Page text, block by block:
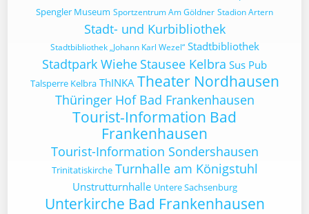
Spengler Museum Sportzentrum Am Göldner Stadion Artern
Stadt- und Kurbibliothek
Stadtbibliothek „Johann Karl Wezel“ Stadtbibliothek
Stadtpark Wiehe Stausee Kelbra Sus Pub
Talsperre Kelbra ThINKA Theater Nordhausen
Thüringer Hof Bad Frankenhausen
Tourist-Information Bad
Frankenhausen
Tourist-Information Sondershausen
Trinitatiskirche Turnhalle am Königstuhl
Unstrutturnhalle Untere Sachsenburg
Unterkirche Bad Frankenhausen